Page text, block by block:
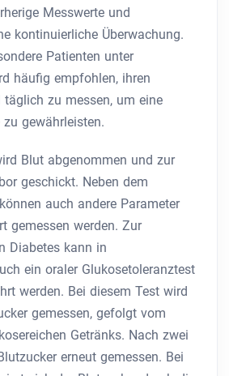
Messwerte und
kontinuierliche Überwachung.
Patienten unter
häufig empfohlen, ihren
täglich zu messen, um eine
gewährleisten.
Blut abgenommen und zur
geschickt. Neben dem
auch andere Parameter
gemessen werden. Zur
Diabetes kann in
ein oraler Glukosetoleranztest
werden. Bei diesem Test wird
gemessen, gefolgt vom
Getränks. Nach zwei
erneut gemessen. Bei